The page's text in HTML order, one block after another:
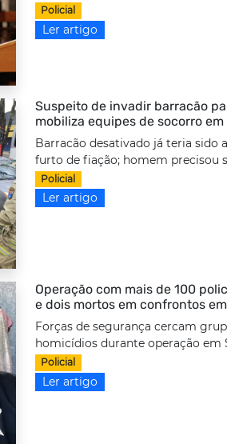
Policial
Ler artigo
Suspeito de invadir barracão
mobiliza equipes de socorro em
Barracão desativado já teria sido
furto de fiação; homem precisou
Policial
Ler artigo
Operação com mais de 100
e dois mortos em confrontos
Forças de segurança cercam
homicídios durante operação em
Policial
Ler artigo